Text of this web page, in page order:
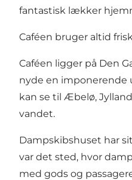
fantastisk lækker
Caféen bruger altid
Caféen ligger på Den
nyde en imponerende
kan se til Æbelø,
vandet.
Dampskibshuset har
var det sted, hvor
med gods og